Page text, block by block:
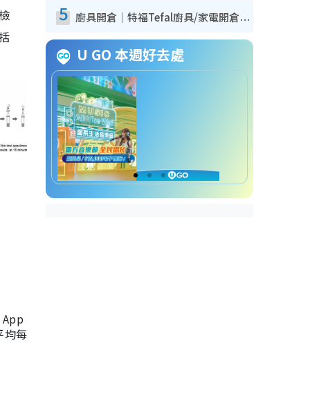
均每
5 廚具開倉｜特福Tefal廚具/家電開倉低至3折！$220起買平底鍋/炒鑊/湯煲！電飯煲/吸塵機/燙斗$418起
U GO 本週好去處